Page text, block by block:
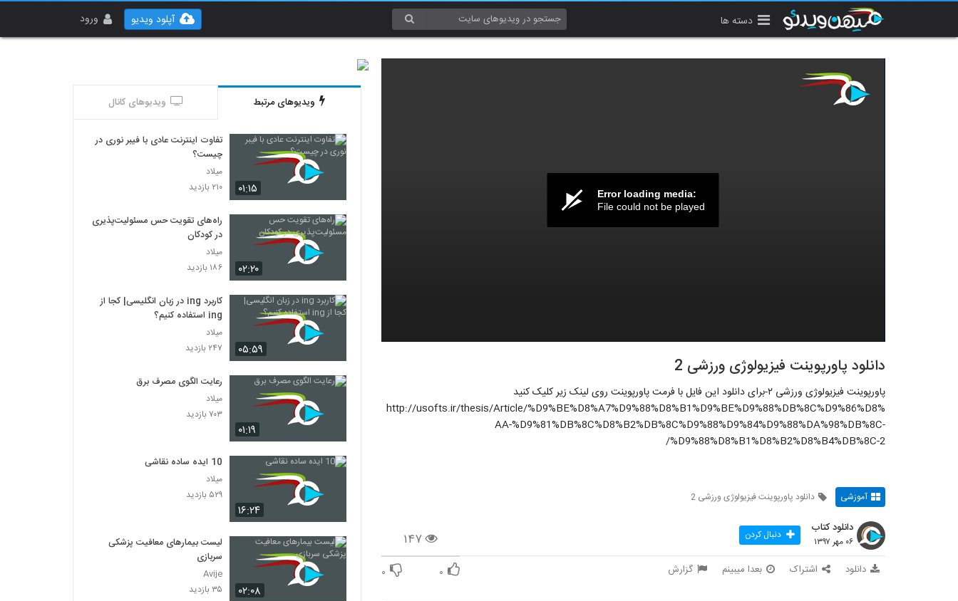
دسته ها ورود آپلود ویدیو
Error loading media:
File could not be played
دانلود پاورپوینت فیزیولوژی ورزشی 2
پاورپوینت فیزیولوژی ورزشی ۲-برای دانلود این فایل با فرمت پاورپوینت روی لینک زیر کلیک کنید
http://usofts.ir/thesis/Article/%D9%BE%D8%A7%D9%88%D8%B1%D9%BE%D9%88%DB%8C%D9%86%D8%
AA-%D9%81%DB%8C%D8%B2%DB%8C%D9%88%D9%84%D9%88%DA%98%DB%8C-
%D9%88%D8%B1%D8%B2%D8%B4%DB%8C-2/
آموزشی دانلود پاورپوینت فیزیولوژی ورزشی 2
۱۴۷
دانلود کتاب
۰۶ مهر ۱۳۹۷ دنبال کردن
دانلود اشتراک بعدا میبینم گزارش ۰ ۰
ویدیوهای مرتبط ویدیوهای کانال
۰۱:۱۵
تفاوت اینترنت عادی با فیبر نوری در
چیست؟
میلاد
۲۱۰ بازدید
۰۲:۲۰
راه‌های تقویت حس مسئولیت‌پذیری
در کودکان
میلاد
۱۸۶ بازدید
۰۵:۵۹
کاربرد ing در زبان انگلیسی| کجا از
ing استفاده کنیم؟
میلاد
۲۴۷ بازدید
۰۱:۱۹
رعایت الگوی مصرف برق
میلاد
۷۰۳ بازدید
۱۶:۲۴
10 ایده ساده نقاشی
میلاد
۵۲۹ بازدید
۰۲:۰۸
لیست بیمارهای معافیت پزشکی
سربازی
Avije
۳۵ بازدید